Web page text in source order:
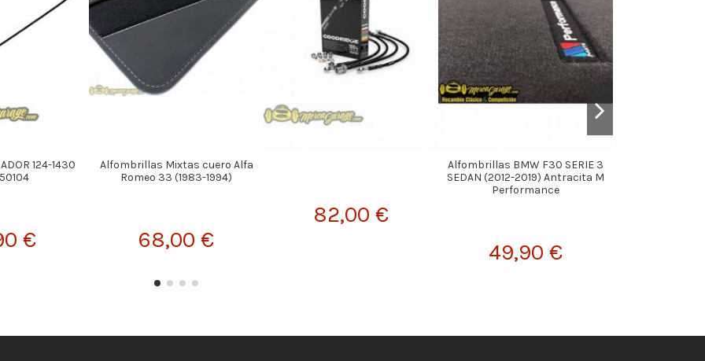
124-1430
€
Alfombrillas Mixtas cuero Alfa
Romeo 33 (1983-1994)
68,00 €
82,00 €
Alfombrillas BMW F30 SERIE 3
SEDAN (2012-2019) Antracita M
Performance
49,90 €